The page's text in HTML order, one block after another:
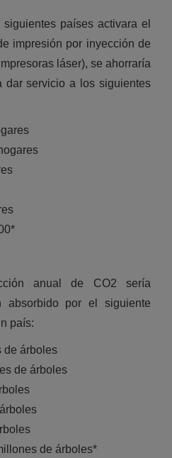
países activara el
impresión por inyección de
láser), se ahorraría
dar servicio a los siguientes
anual de CO2 sería
absorbido por el siguiente
país:
de árboles
de árboles
de árboles*